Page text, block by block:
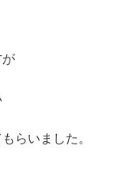
が
らいました。